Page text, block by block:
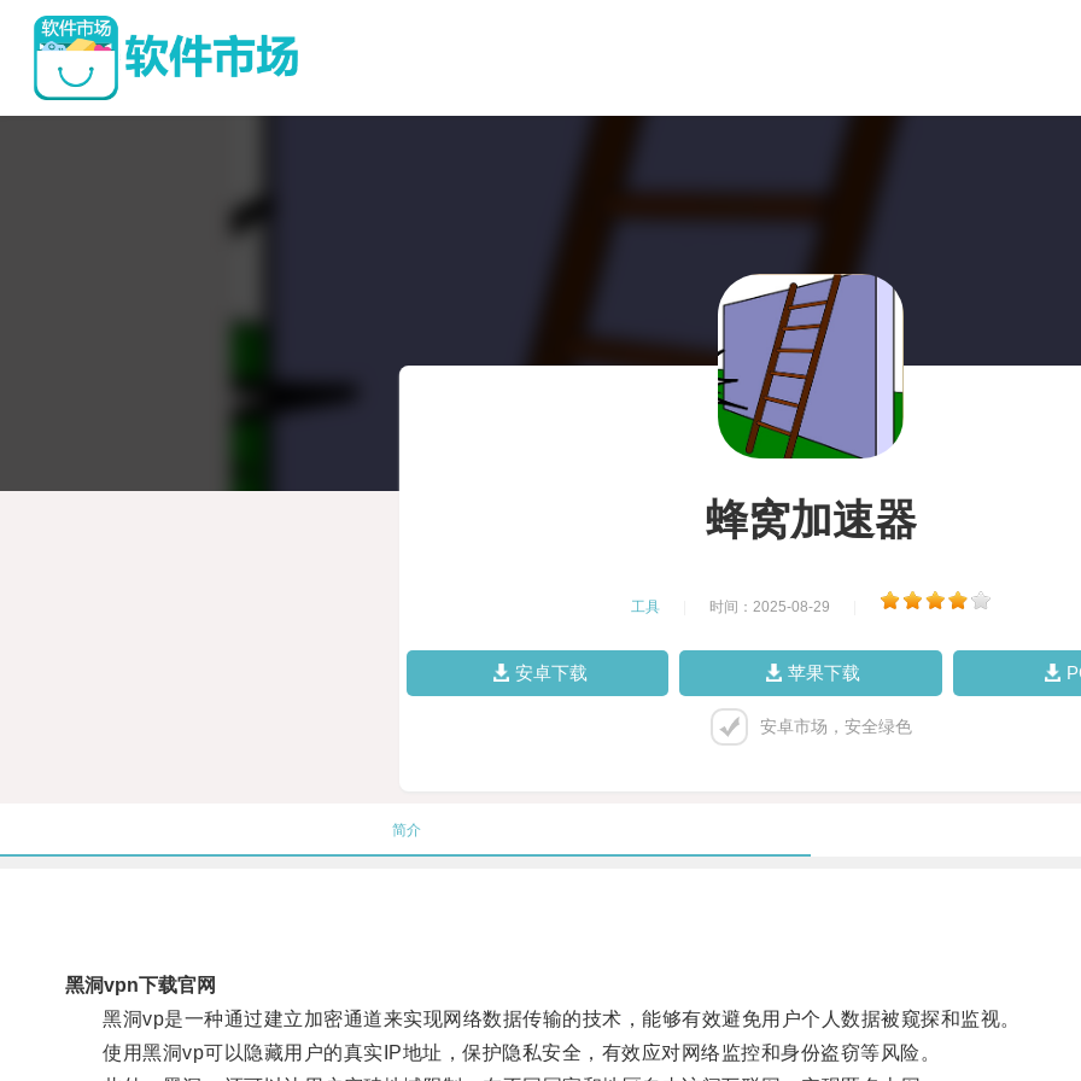
蜂窝加速器
工具 时间：2025-08-29
安卓下载 苹果下载
安卓市场，安全绿色
简介
黑洞vpn下载官网
黑洞vp是一种通过建立加密通道来实现网络数据传输的技术，能够有效避免用户个人数据被窥探和监视。
使用黑洞vp可以隐藏用户的真实IP地址，保护隐私安全，有效应对网络监控和身份盗窃等风险。